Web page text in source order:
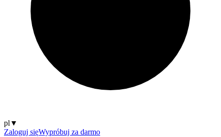
pl ▼
Zaloguj sięWypróbuj za darmo